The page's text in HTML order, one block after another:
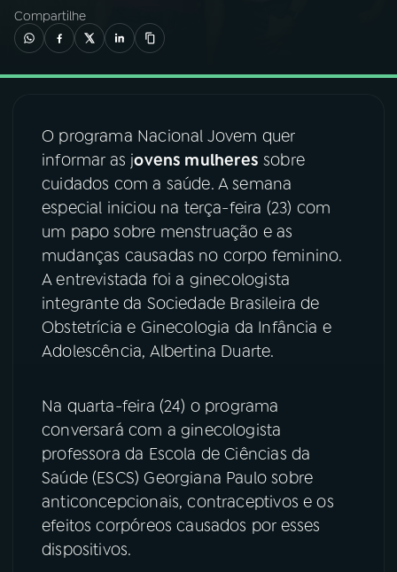
02A RÁDIO
03PROGRAMAÇÃO
04PROGRAMAS
PODCASTS
06VIDEOCASTS
ÚLTIMAS
ACOMPANHE A RÁDIO NACIONAL
YouTube Facebook
TikTok
Compartilhe
O programa Nacional Jovem quer
informar as jovens mulheres sobre
cuidados com a saúde. A semana
especial iniciou na terça-feira (23) com
um papo sobre menstruação e as
mudanças causadas no corpo feminino.
A entrevistada foi a ginecologista
integrante da Sociedade Brasileira de
Obstetrícia e Ginecologia da Infância e
Adolescência, Albertina Duarte.
Na quarta-feira (24) o programa
conversará com a ginecologista
professora da Escola de Ciências da
Saúde (ESCS) Georgiana Paulo sobre
anticoncepcionais, contraceptivos e os
efeitos corpóreos causados por esses
dispositivos.